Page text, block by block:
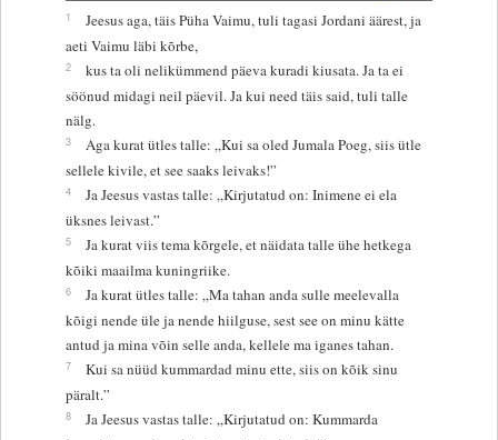
1
Jeesus aga, täis Püha Vaimu, tuli tagasi Jordani äärest, ja
aeti Vaimu läbi kõrbe,
2
kus ta oli nelikümmend päeva kuradi kiusata. Ja ta ei
söönud midagi neil päevil. Ja kui need täis said, tuli talle
nälg.
3
Aga kurat ütles talle: „Kui sa oled Jumala Poeg, siis ütle
sellele kivile, et see saaks leivaks!”
4
Ja Jeesus vastas talle: „Kirjutatud on: Inimene ei ela
üksnes leivast.”
5
Ja kurat viis tema kõrgele, et näidata talle ühe hetkega
kõiki maailma kuningriike.
6
Ja kurat ütles talle: „Ma tahan anda sulle meelevalla
kõigi nende üle ja nende hiilguse, sest see on minu kätte
antud ja mina võin selle anda, kellele ma iganes tahan.
7
Kui sa nüüd kummardad minu ette, siis on kõik sinu
päralt.”
8
Ja Jeesus vastas talle: „Kirjutatud on: Kummarda